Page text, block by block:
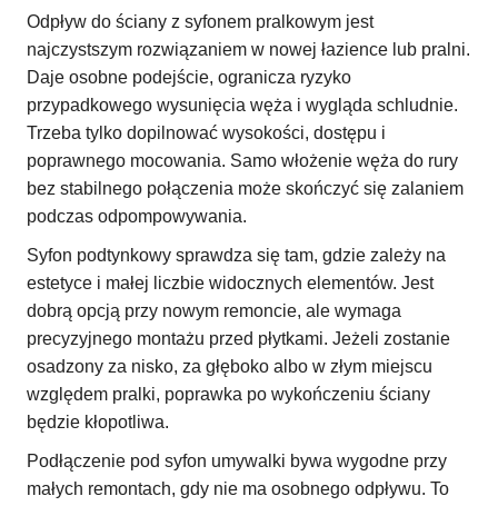
Odpływ do ściany z syfonem pralkowym jest
najczystszym rozwiązaniem w nowej łazience lub pralni.
Daje osobne podejście, ogranicza ryzyko
przypadkowego wysunięcia węża i wygląda schludnie.
Trzeba tylko dopilnować wysokości, dostępu i
poprawnego mocowania. Samo włożenie węża do rury
bez stabilnego połączenia może skończyć się zalaniem
podczas odpompowywania.
Syfon podtynkowy sprawdza się tam, gdzie zależy na
estetyce i małej liczbie widocznych elementów. Jest
dobrą opcją przy nowym remoncie, ale wymaga
precyzyjnego montażu przed płytkami. Jeżeli zostanie
osadzony za nisko, za głęboko albo w złym miejscu
względem pralki, poprawka po wykończeniu ściany
będzie kłopotliwa.
Podłączenie pod syfon umywalki bywa wygodne przy
małych remontach, gdy nie ma osobnego odpływu. To